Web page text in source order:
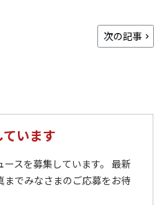
次の記事
います
スを募集しています。 最新
でみなさまのご応募をお待